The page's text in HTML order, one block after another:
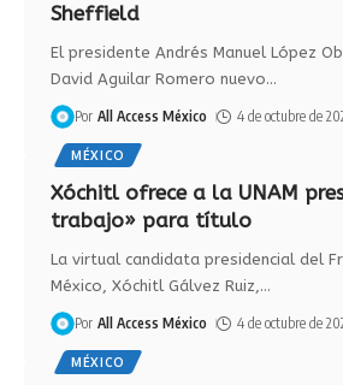
Sheffield
El presidente Andrés Manuel López
David Aguilar Romero nuevo…
Por All Access México 4 de octubre de
MÉXICO
Xóchitl ofrece a la UNAM
trabajo» para título
La virtual candidata presidencial del
México, Xóchitl Gálvez Ruiz, …
Por All Access México 4 de octubre de
MÉXICO